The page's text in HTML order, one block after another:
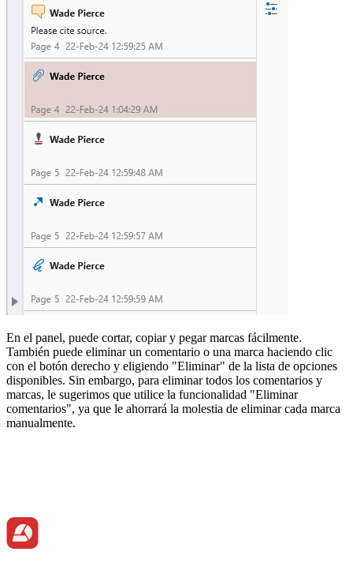
En el panel, puede cortar, copiar y pegar marcas fácilmente.
También puede eliminar un comentario o una marca haciendo clic
con el botón derecho y eligiendo "Eliminar" de la lista de opciones
disponibles. Sin embargo, para eliminar todos los comentarios y
marcas, le sugerimos que utilice la funcionalidad "Eliminar
comentarios", ya que le ahorrará la molestia de eliminar cada marca
manualmente.